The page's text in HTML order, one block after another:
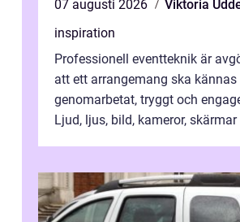
07 augusti 2026
Viktoria
inspiration
Professionell eventteknik är
att ett arrangemang ska kännas
genomarbetat, tryggt och
Ljud, ljus, bild, kameror, skärmar